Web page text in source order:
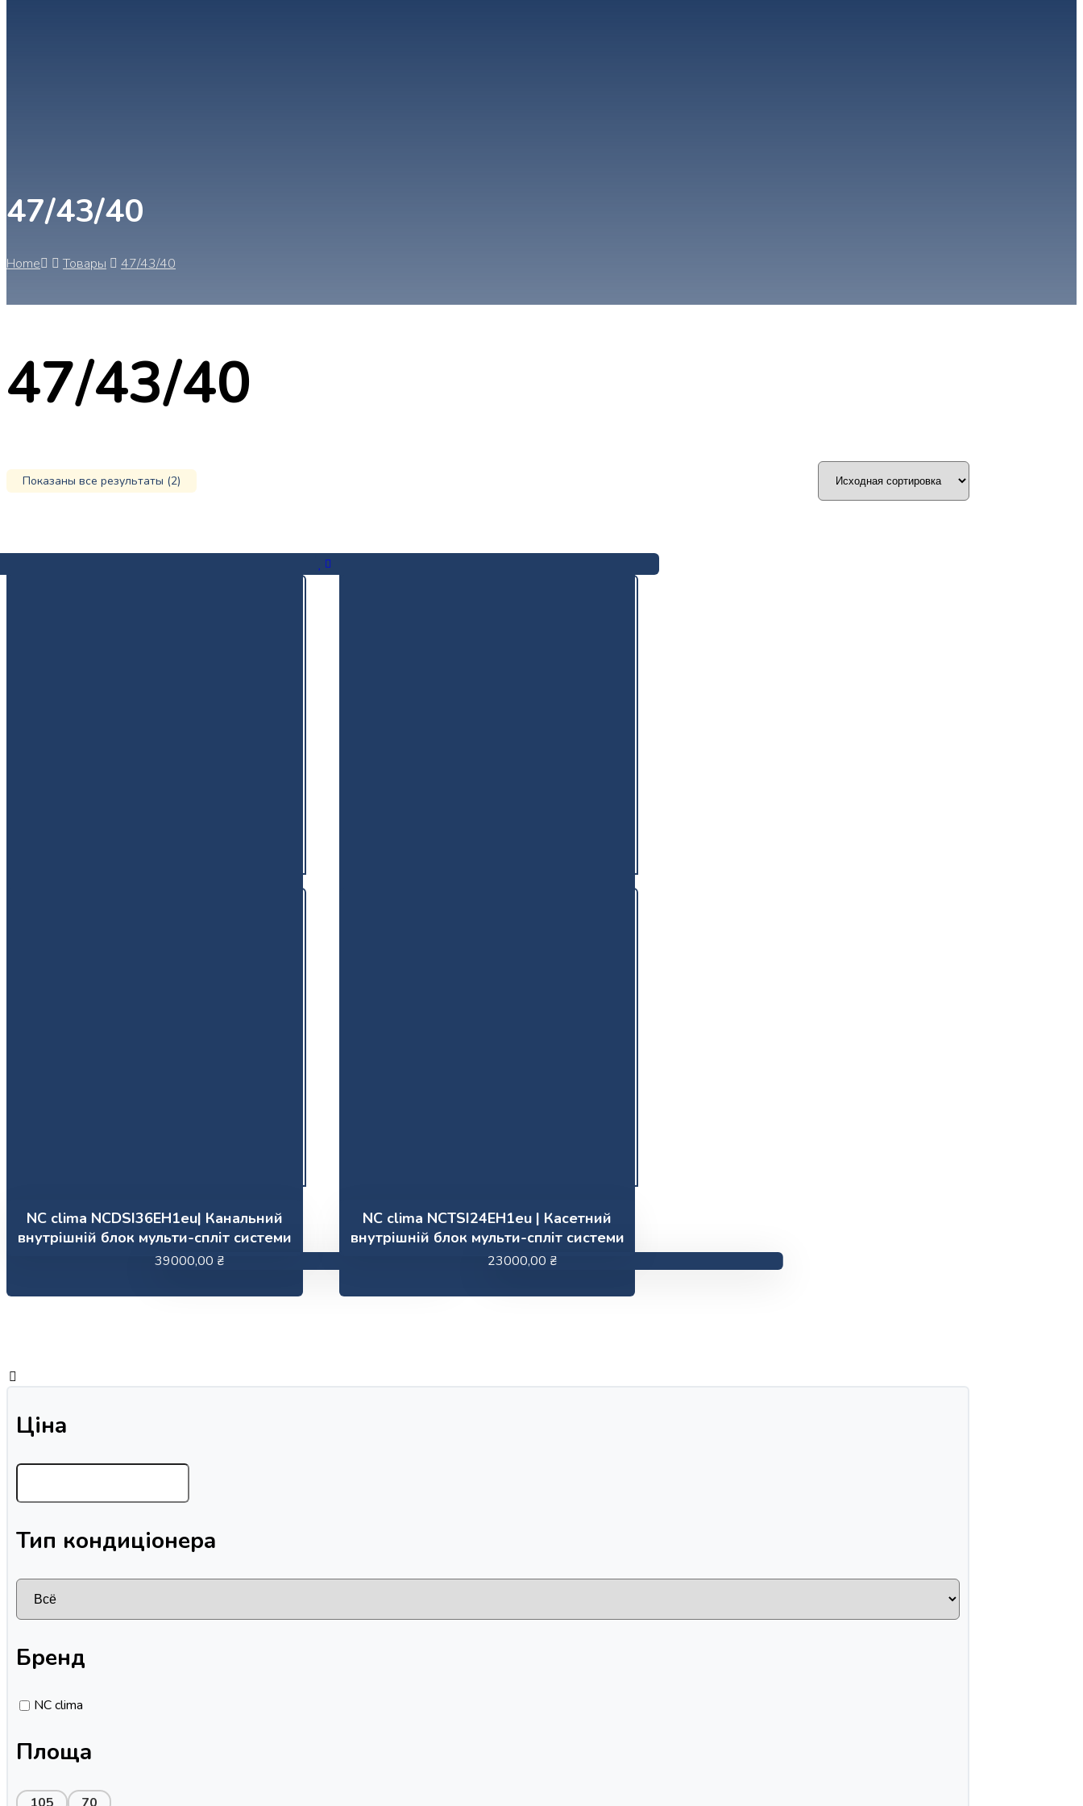
47/43/40
Home Товары 47/43/40
47/43/40
Показаны все результаты (2)
NC clima NCDSI36EH1eu| Канальний
внутрішній блок мульти-спліт системи
39000,00 ₴
NC clima NCTSI24EH1eu | Касетний
внутрішній блок мульти-спліт системи
23000,00 ₴
Ціна
Тип кондиціонера
Бренд
NC clima
Площа